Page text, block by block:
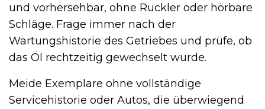
und vorhersehbar, ohne Ruckler oder hörbare
Schläge. Frage immer nach der
Wartungshistorie des Getriebes und prüfe, ob
das Öl rechtzeitig gewechselt wurde.
Meide Exemplare ohne vollständige
Servicehistorie oder Autos, die überwiegend